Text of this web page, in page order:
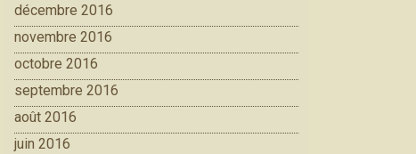
décembre 2016
novembre 2016
octobre 2016
septembre 2016
août 2016
juin 2016